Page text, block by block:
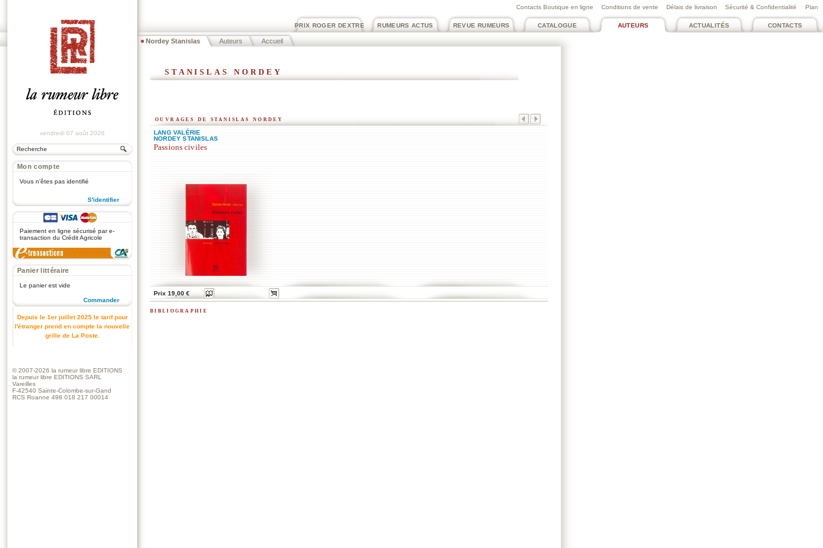
Plan
Contacts Boutique en ligne Conditions de vente Délais de livraison Sécurité & Confidentialité
CONTACTS
ACTUALITÉS
AUTEURS
CATALOGUE
REVUE RUMEURS
RUMEURS ACTUS
PRIX ROGER DEXTRE
Nordey Stanislas Auteurs Accueil
vendredi 07 août 2026
Mon compte
Vous n'êtes pas identifié
S'identifier
Paiement en ligne sécurisé par e-
transaction du Crédit Agricole
Panier littéraire
Le panier est vide
Commander
Depuis le 1er juillet 2025 le tarif pour
l'étranger prend en compte la nouvelle
grille de La Poste.
stanislas nordey
ouvrages de stanislas nordey
LANG VALÉRIE
NORDEY STANISLAS
Passions civiles
Prix 19,00 €
bibliographie
© 2007-2026 la rumeur libre EDITIONS
la rumeur libre EDITIONS SARL
Vareilles
F-42540 Sainte-Colombe-sur-Gand
RCS Roanne 498 018 217 00014